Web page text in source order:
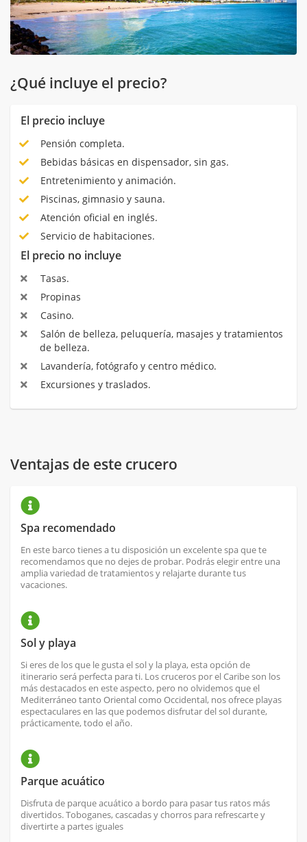
¿Qué incluye el precio?
El precio incluye
Pensión completa.
Bebidas básicas en dispensador, sin gas.
Entretenimiento y animación.
Piscinas, gimnasio y sauna.
Atención oficial en inglés.
Servicio de habitaciones.
El precio no incluye
Tasas.
Propinas
Casino.
Salón de belleza, peluquería, masajes y tratamientos
de belleza.
Lavandería, fotógrafo y centro médico.
Excursiones y traslados.
Ventajas de este crucero
Spa recomendado
En este barco tienes a tu disposición un excelente spa que te
recomendamos que no dejes de probar. Podrás elegir entre una
amplia variedad de tratamientos y relajarte durante tus
vacaciones.
Sol y playa
Si eres de los que le gusta el sol y la playa, esta opción de
itinerario será perfecta para ti. Los cruceros por el Caribe son los
más destacados en este aspecto, pero no olvidemos que el
Mediterráneo tanto Oriental como Occidental, nos ofrece playas
espectaculares en las que podemos disfrutar del sol durante,
prácticamente, todo el año.
Parque acuático
Disfruta de parque acuático a bordo para pasar tus ratos más
divertidos. Toboganes, cascadas y chorros para refrescarte y
divertirte a partes iguales